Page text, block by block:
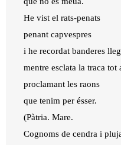
He vist el rats-penats
penant capvespres
i he recordat banderes
mentre esclata la traca tot
proclamant les raons
que tenim per ésser.
(Pàtria. Mare.
Cognoms de cendra i